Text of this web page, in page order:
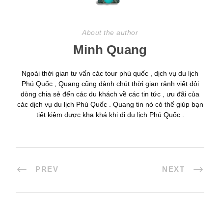
About the author
Minh Quang
Ngoài thời gian tư vấn các tour phú quốc , dịch vụ du lịch
Phú Quốc , Quang cũng dành chút thời gian rảnh viết đôi
dòng chia sẻ đến các du khách về các tin tức , ưu đãi của
các dịch vụ du lịch Phú Quốc . Quang tin nó có thể giúp bạn
tiết kiệm được kha khá khi đi du lịch Phú Quốc .
PREV NEXT